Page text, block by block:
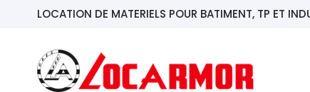
LOCATION DE MATERIELS POUR BATIMENT, TP ET